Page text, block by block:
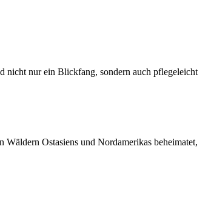
nicht nur ein Blickfang, sondern auch pflegeleicht
Ostasiens und Nordamerikas beheimatet,